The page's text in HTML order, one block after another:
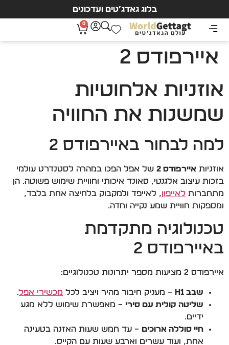
בלוג גאדג’טים ועדכונים
0
איירפודס 2
אוזניות אלחוטיות
שמשנות את החוויה
למה לבחור באיירפודס 2
אוזניות איירפודס 2
של אפל הפכו במהרה לסטנדרט עולמי
בזכות עיצוב אלגנטי, סאונד איכותי וחוויית שימוש פשוטה. הן
מתחברות לאייפון, לאייפד ולמקבוק בלחיצה אחת בלבד,
ומספקות חוויית שמע נקייה וחדה.
טכנולוגיה מתקדמת
באיירפודס 2
איירפודס 2 מציעות מספר יתרונות טכנולוגיים:
שבב H1 – מעניק חיבור מהיר ויציב לכל מכשירי אפל.
שליטה קולית עם סירי – מאפשרת שימוש ללא מגע
ידיים.
חיי סוללה ארוכים – עד חמש שעות האזנה בטעינה
אחת, ועוד עשרים וארבע שעות עם הקייס.